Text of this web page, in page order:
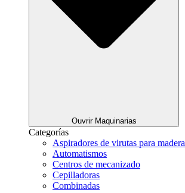
Ouvrir Maquinarias
Categorías
Aspiradores de virutas para madera
Automatismos
Centros de mecanizado
Cepilladoras
Combinadas